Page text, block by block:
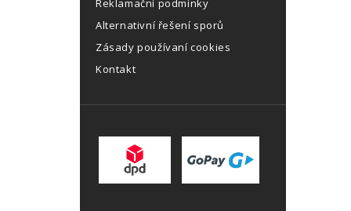
Reklamační podmínky
Alternativní řešení sporů
Zásady používaní cookies
Kontakt